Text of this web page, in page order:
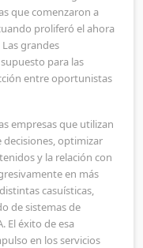
que comenzaron a
proliferó el ahora
grandes
para las
entre oportunistas
empresas que utilizan
decisiones, optimizar
y la relación con
en más
casuísticas,
de sistemas de
El éxito de esa
en los servicios